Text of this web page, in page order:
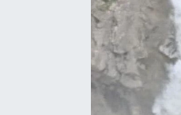
Magazin
Politika
Resmi İlanlar